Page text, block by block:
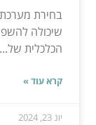
בחירת
שיכולה
הכלכלית של...
קרא עוד »
יונ 23, 2024